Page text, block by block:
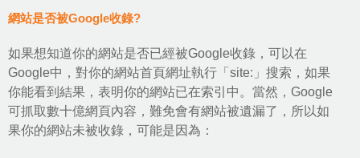
網站是否被Google收錄?
如果想知道你的網站是否已經被Google收錄 ，可以在
Google中，對你的網站首頁網址執行「site:」搜索，如果
你能看到結果，表明你的網站已在索引中。當然，Google
可抓取數十億網頁內容，難免會有網站被遺漏了，所以如
果你的網站未被收錄，可能是因為：